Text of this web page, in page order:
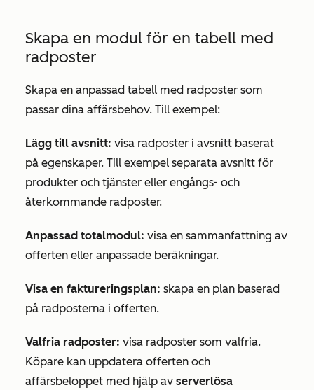
Skapa en modul för en tabell med
radposter
Skapa en anpassad tabell med radposter som
passar dina affärsbehov. Till exempel:
Lägg till avsnitt: visa radposter i avsnitt baserat
på egenskaper. Till exempel separata avsnitt för
produkter och tjänster eller engångs- och
återkommande radposter.
Anpassad totalmodul: visa en sammanfattning av
offerten eller anpassade beräkningar.
Visa en faktureringsplan: skapa en plan baserad
på radposterna i offerten.
Valfria radposter: visa radposter som valfria.
Köpare kan uppdatera offerten och
affärsbeloppet med hjälp av serverlösa